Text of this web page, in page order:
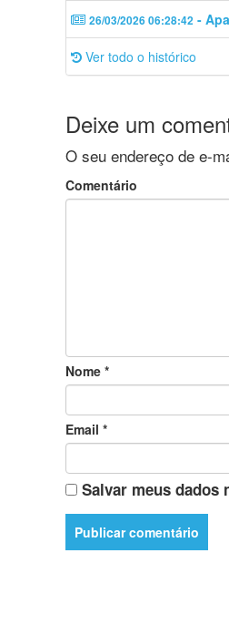
26/03/2026 06:28:42 -
Ver todo o histórico
Deixe um
O seu endereço de e-
Comentário
Nome *
Email *
Salvar meus dados